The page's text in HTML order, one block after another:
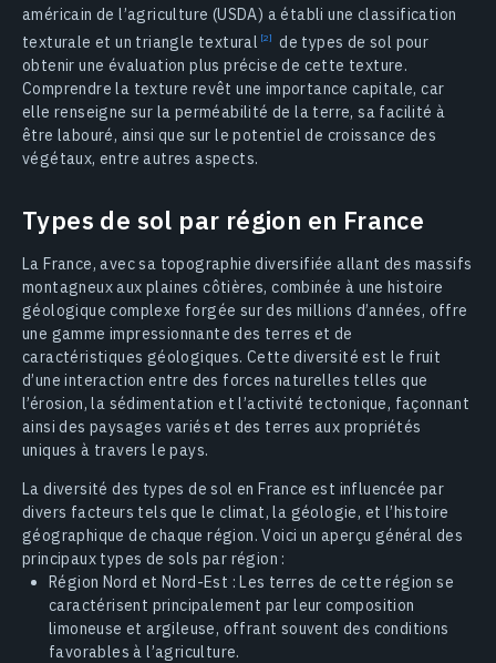
américain de l’agriculture (USDA) a établi une classification
texturale et un triangle textural
de types de sol pour
obtenir une évaluation plus précise de cette texture.
Comprendre la texture revêt une importance capitale, car
elle renseigne sur la perméabilité de la terre, sa facilité à
être labouré, ainsi que sur le potentiel de croissance des
végétaux, entre autres aspects.
Types de sol par région en France
La France, avec sa topographie diversifiée allant des massifs
montagneux aux plaines côtières, combinée à une histoire
géologique complexe forgée sur des millions d’années, offre
une gamme impressionnante des terres et de
caractéristiques géologiques. Cette diversité est le fruit
d’une interaction entre des forces naturelles telles que
l’érosion, la sédimentation et l’activité tectonique, façonnant
ainsi des paysages variés et des terres aux propriétés
uniques à travers le pays.
La diversité des types de sol en France est influencée par
divers facteurs tels que le climat, la géologie, et l’histoire
géographique de chaque région. Voici un aperçu général des
principaux types de sols par région :
Région Nord et Nord-Est : Les terres de cette région se
caractérisent principalement par leur composition
limoneuse et argileuse, offrant souvent des conditions
favorables à l’agriculture.